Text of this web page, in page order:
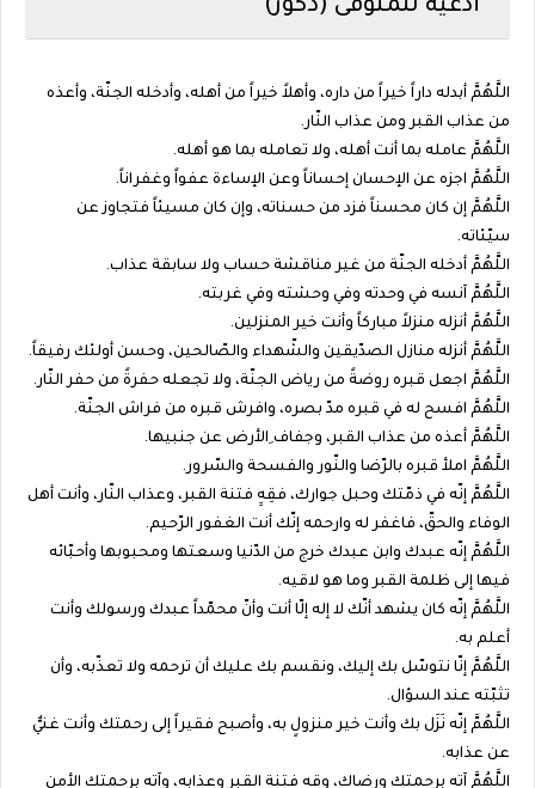
أدعية للمتوفى (ذكور)
اللَّهُمَّ أبدله داراً خيراً من داره، وأهلاً خيراً من أهله، وأدخله الجنّة، وأعذه
من عذاب القبر ومن عذاب النّار.
اللَّهُمَّ عامله بما أنت أهله، ولا تعامله بما هو أهله.
اللَّهُمَّ اجزه عن الإحسان إحساناً وعن الإساءة عفواً وغفراناً.
اللَّهُمَّ إن كان محسناً فزد من حسناته، وإن كان مسيئاً فتجاوز عن
سيّئاته.
اللَّهُمَّ أدخله الجنّة من غير مناقشة حساب ولا سابقة عذاب.
اللَّهُمَّ آنسه في وحدته وفي وحشته وفي غربته.
اللَّهُمَّ أنزله منزلاً مباركاً وأنت خير المنزلين.
اللَّهُمَّ أنزله منازل الصدّيقين والشّهداء والصّالحين، وحسن أولئك رفيقاً.
اللَّهُمَّ اجعل قبره روضةً من رياض الجنّة، ولا تجعله حفرةً من حفر النّار.
اللَّهُمَّ افسح له في قبره مدّ بصره، وافرش قبره من فراش الجنّة.
اللَّهُمَّ أعذه من عذاب القبر، وجفاف ِالأرض عن جنبيها.
اللَّهُمَّ املأ قبره بالرّضا والنّور والفسحة والسّرور.
اللَّهُمَّ إنّه في ذمّتك وحبل جوارك، فقِهِِ فتنة القبر، وعذاب النّار، وأنت أهل
الوفاء والحقّ، فاغفر له وارحمه إنّك أنت الغفور الرّحيم.
اللَّهُمَّ إنّه عبدك وابن عبدك خرج من الدّنيا وسعتها ومحبوبها وأحبّائه
فيها إلى ظلمة القبر وما هو لاقيه.
اللَّهُمَّ إنّه كان يشهد أنّك لا إله إلّا أنت وأنّ محمّداً عبدك ورسولك وأنت
أعلم به.
اللَّهُمَّ إنّا نتوسّل بك إليك، ونقسم بك عليك أن ترحمه ولا تعذّبه، وأن
تثبّته عند السؤال.
اللَّهُمَّ إنّه نَزَل بك وأنت خير منزولٍ به، وأصبح فقيراً إلى رحمتك وأنت غنيٌّ
عن عذابه.
اللَّهُمَّ آته برحمتك ورضاك، وقهِ فتنة القبر وعذابه، وآته برحمتك الأمن